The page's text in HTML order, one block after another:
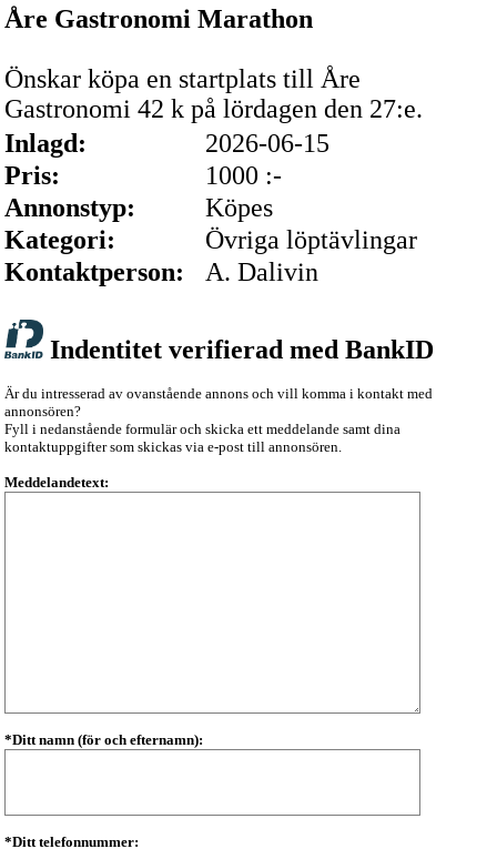
Åre Gastronomi Marathon
Önskar köpa en startplats till Åre
Gastronomi 42 k på lördagen den 27:e.
Inlagd:
2026-06-15
Pris:
1000 :-
Annonstyp:
Köpes
Kategori:
Övriga löptävlingar
Kontaktperson:
A. Dalivin
Indentitet verifierad med BankID
Är du intresserad av ovanstående annons och vill komma i kontakt med
annonsören?
Fyll i nedanstående formulär och skicka ett meddelande samt dina
kontaktuppgifter som skickas via e-post till annonsören.
Meddelandetext:
*Ditt namn (för och efternamn):
*Ditt telefonnummer: